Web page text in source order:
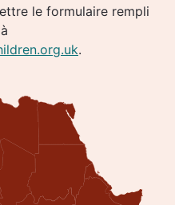
le formulaire rempli
.